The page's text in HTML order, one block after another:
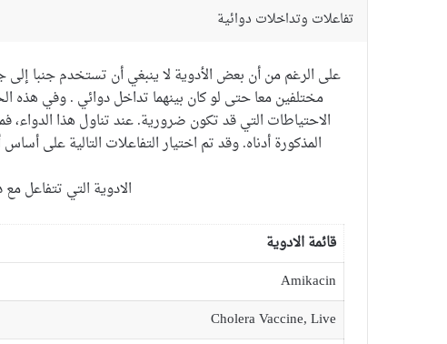
تفاعلات وتداخلات دوائية
على الرغم من أن بعض الأدويةلا ينبغي أن تستخدمجنبا
مختلفينمعاحتى لوكان بينهما تداخل دوائي . وفي هذه
الاحتياطات التيقد تكون ضرورية.عندتناول هذا الدواء،
المذكورةأدناه.وقد تم اختيارالتفاعلات التاليةعلى أساس
الادوية التي تتفاعل
قائمة الادوية
Amikacin
Cholera Vaccine, Live